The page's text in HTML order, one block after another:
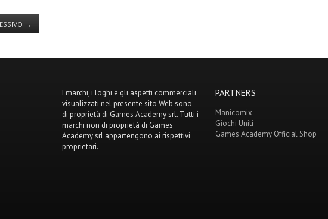
→
I marchi, i loghi e gli aspetti commerciali
visualizzati nel presente sito Web sono
di proprietà di Games Academy srl. Tutti i
marchi non di proprietà di Games
Academy srl appartengono ai rispettivi
proprietari.
PARTNERS
Manicomix
Giochi Uniti
Games Academy Official Shop